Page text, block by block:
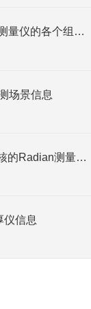
EPK塑料瓶壁厚测量仪的各个组成部分如下
场景信息
面向大型部件复核的Radian测量流程安排
仪信息